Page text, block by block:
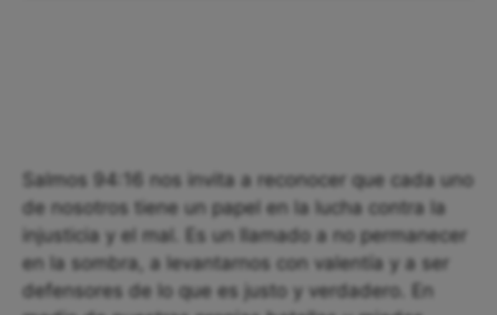
Salmos 94:16 nos invita a reconocer que cada uno
de nosotros tiene un papel en la lucha contra la
injusticia y el mal. Es un llamado a no permanecer
en la sombra, a levantarnos con valentía y a ser
defensores de lo que es justo y verdadero. En